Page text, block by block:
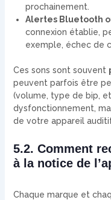
prochainement.
Alertes Bluetooth
connexion établie,
exemple, échec de
Ces sons sont souvent
peuvent parfois être
(volume, type de bip,
dysfonctionnement,
de votre appareil
5.2. Comment
à la notice de
Chaque marque et